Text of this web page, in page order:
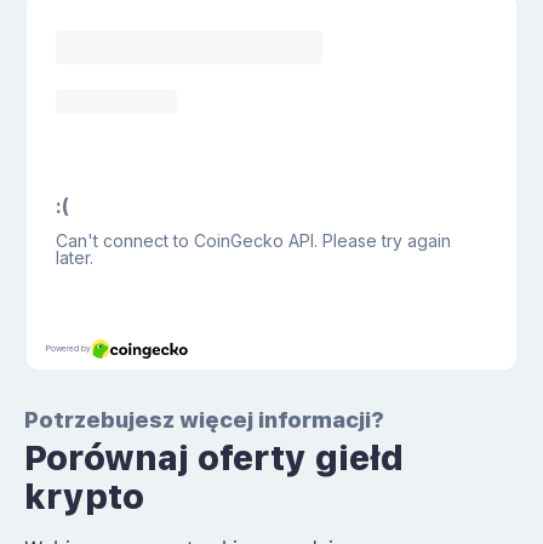
Potrzebujesz więcej informacji?
Porównaj oferty giełd
krypto